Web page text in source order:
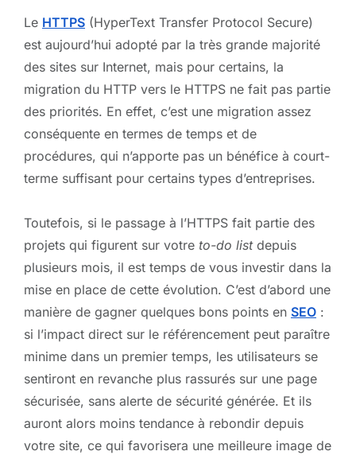
Le HTTPS (HyperText Transfer Protocol Secure)
est aujourd’hui adopté par la très grande majorité
des sites sur Internet, mais pour certains, la
migration du HTTP vers le HTTPS ne fait pas partie
des priorités. En effet, c’est une migration assez
conséquente en termes de temps et de
procédures, qui n’apporte pas un bénéfice à court-
terme suffisant pour certains types d’entreprises.
Toutefois, si le passage à l’HTTPS fait partie des
projets qui figurent sur votre to-do listdepuis
plusieurs mois, il est temps de vous investir dans la
mise en place de cette évolution. C’est d’abord une
manière de gagner quelques bons points en SEO :
si l’impact direct sur le référencement peut paraître
minime dans un premier temps, les utilisateurs se
sentiront en revanche plus rassurés sur une page
sécurisée, sans alerte de sécurité générée. Et ils
auront alors moins tendance à rebondir depuis
votre site, ce qui favorisera une meilleure image de